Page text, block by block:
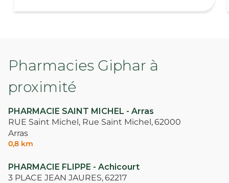
Pharmacies Giphar à
proximité
PHARMACIE SAINT MICHEL - Arras
RUE Saint Michel, Rue Saint Michel,62000
Arras
0,8 km
PHARMACIE FLIPPE - Achicourt
3 PLACE JEAN JAURES,62217